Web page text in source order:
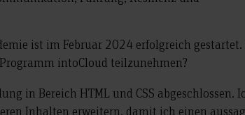
ist im Februar 2024 erfolgreich gestartet.
intoCloud teilzunehmen?
in Bereich HTML und CSS abgeschlossen.
Inhalten erweitern, damit ich einen